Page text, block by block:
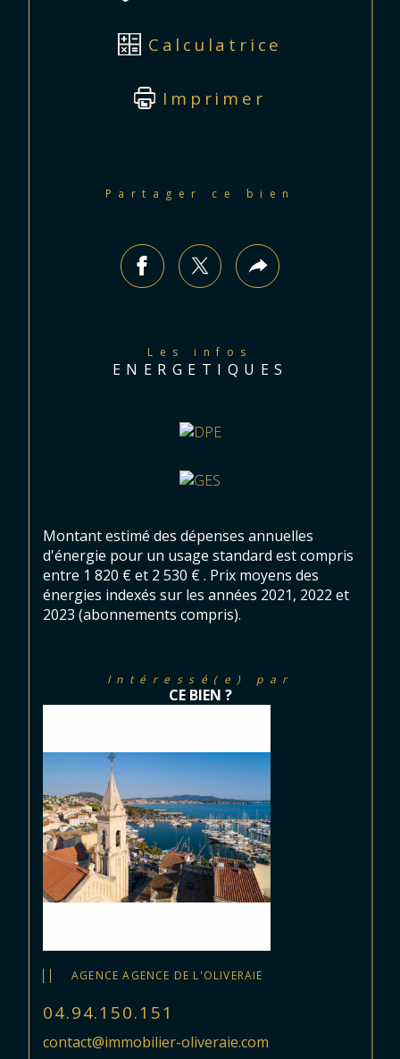
Calculatrice
Imprimer
Partager ce bien
Les infos
ENERGETIQUES
Montant estimé des dépenses annuelles
d'énergie pour un usage standard est compris
entre 1 820 € et 2 530 € . Prix moyens des
énergies indexés sur les années 2021, 2022 et
2023 (abonnements compris).
Intéressé(e) par
CE BIEN ?
AGENCE AGENCE DE L'OLIVERAIE
04.94.150.151
contact@immobilier-oliveraie.com